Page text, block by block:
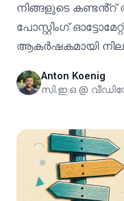
നിങ്ങളുടെ കണ്ടൻ്റ്
പോസ്റ്റിംഗ്
ആകർഷകമായി
കണ്ടെത്തുക.
Anton Koenig
സി.ഇ.ഒ @